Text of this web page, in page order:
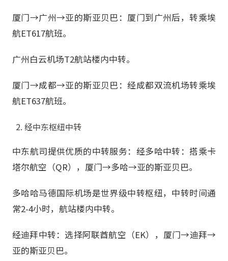
厦门→广州→亚的斯亚贝巴：厦门到广州后，转乘埃
航ET617航班。
广州白云机场T2航站楼内中转。
厦门→成都→亚的斯亚贝巴：经成都双流机场转乘埃
航ET637航班。
经中东枢纽中转
中东航司提供优质的中转服务：经多哈中转：搭乘卡
塔尔航空（QR），厦门→多哈→亚的斯亚贝巴。
多哈哈马德国际机场是世界级中转枢纽，中转时间通
常2-4小时，航站楼内中转。
经迪拜中转：选择阿联酋航空（EK），厦门→迪拜→
亚的斯亚贝巴。